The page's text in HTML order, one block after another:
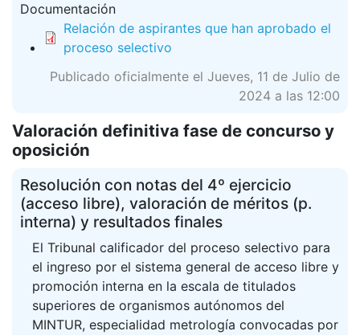
Documentación
Relación de aspirantes que han aprobado el
proceso selectivo
Publicado oficialmente el Jueves, 11 de Julio de
2024 a las 12:00
Valoración definitiva fase de concurso y
oposición
Resolución con notas del 4º ejercicio
(acceso libre), valoración de méritos (p.
interna) y resultados finales
El Tribunal calificador del proceso selectivo para
el ingreso por el sistema general de acceso libre y
promoción interna en la escala de titulados
superiores de organismos autónomos del
MINTUR, especialidad metrología convocadas por